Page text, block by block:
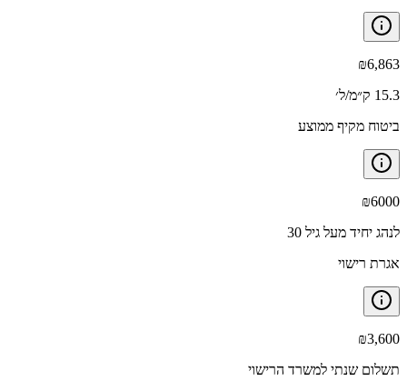
₪6,863
15.3 ק״מ/ל׳
ביטוח מקיף ממוצע
₪6000
לנהג יחיד מעל גיל 30
אגרת רישוי
₪3,600
תשלום שנתי למשרד הרישוי